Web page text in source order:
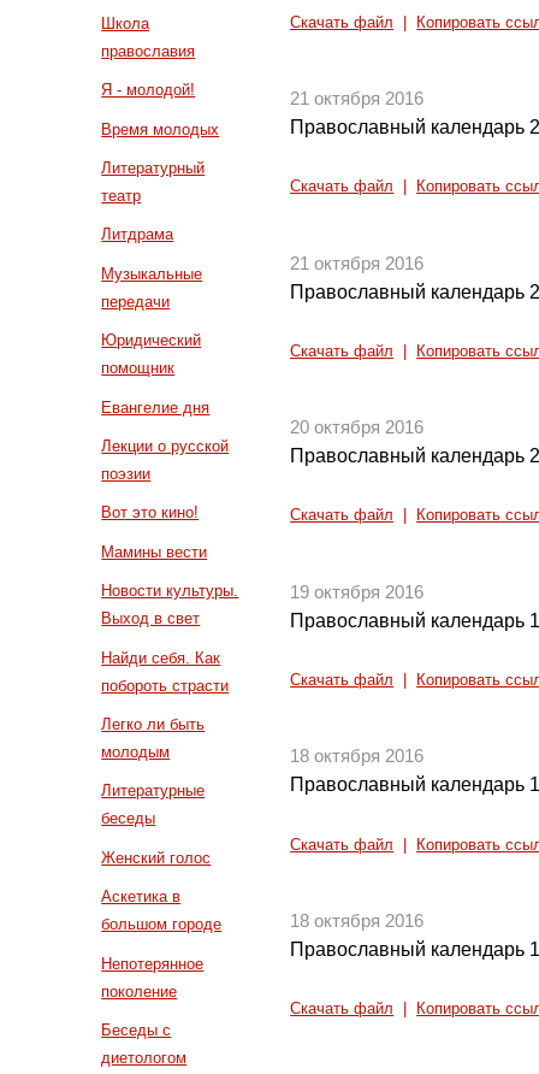
Школа
православия
Я - молодой!
Время молодых
Литературный
театр
Литдрама
Музыкальные
передачи
Юридический
помощник
Евангелие дня
Лекции о русской
поэзии
Вот это кино!
Мамины вести
Новости культуры.
Выход в свет
Найди себя. Как
побороть страсти
Легко ли быть
молодым
Литературные
беседы
Женский голос
Аскетика в
большом городе
Непотерянное
поколение
Беседы с
диетологом
Скачать файл Копировать
21 октября 2016
Православный календарь
Скачать файл Копировать
21 октября 2016
Православный календарь
Скачать файл Копировать
20 октября 2016
Православный календарь
Скачать файл Копировать
19 октября 2016
Православный календарь
Скачать файл Копировать
18 октября 2016
Православный календарь
Скачать файл Копировать
18 октября 2016
Православный календарь
Скачать файл Копировать